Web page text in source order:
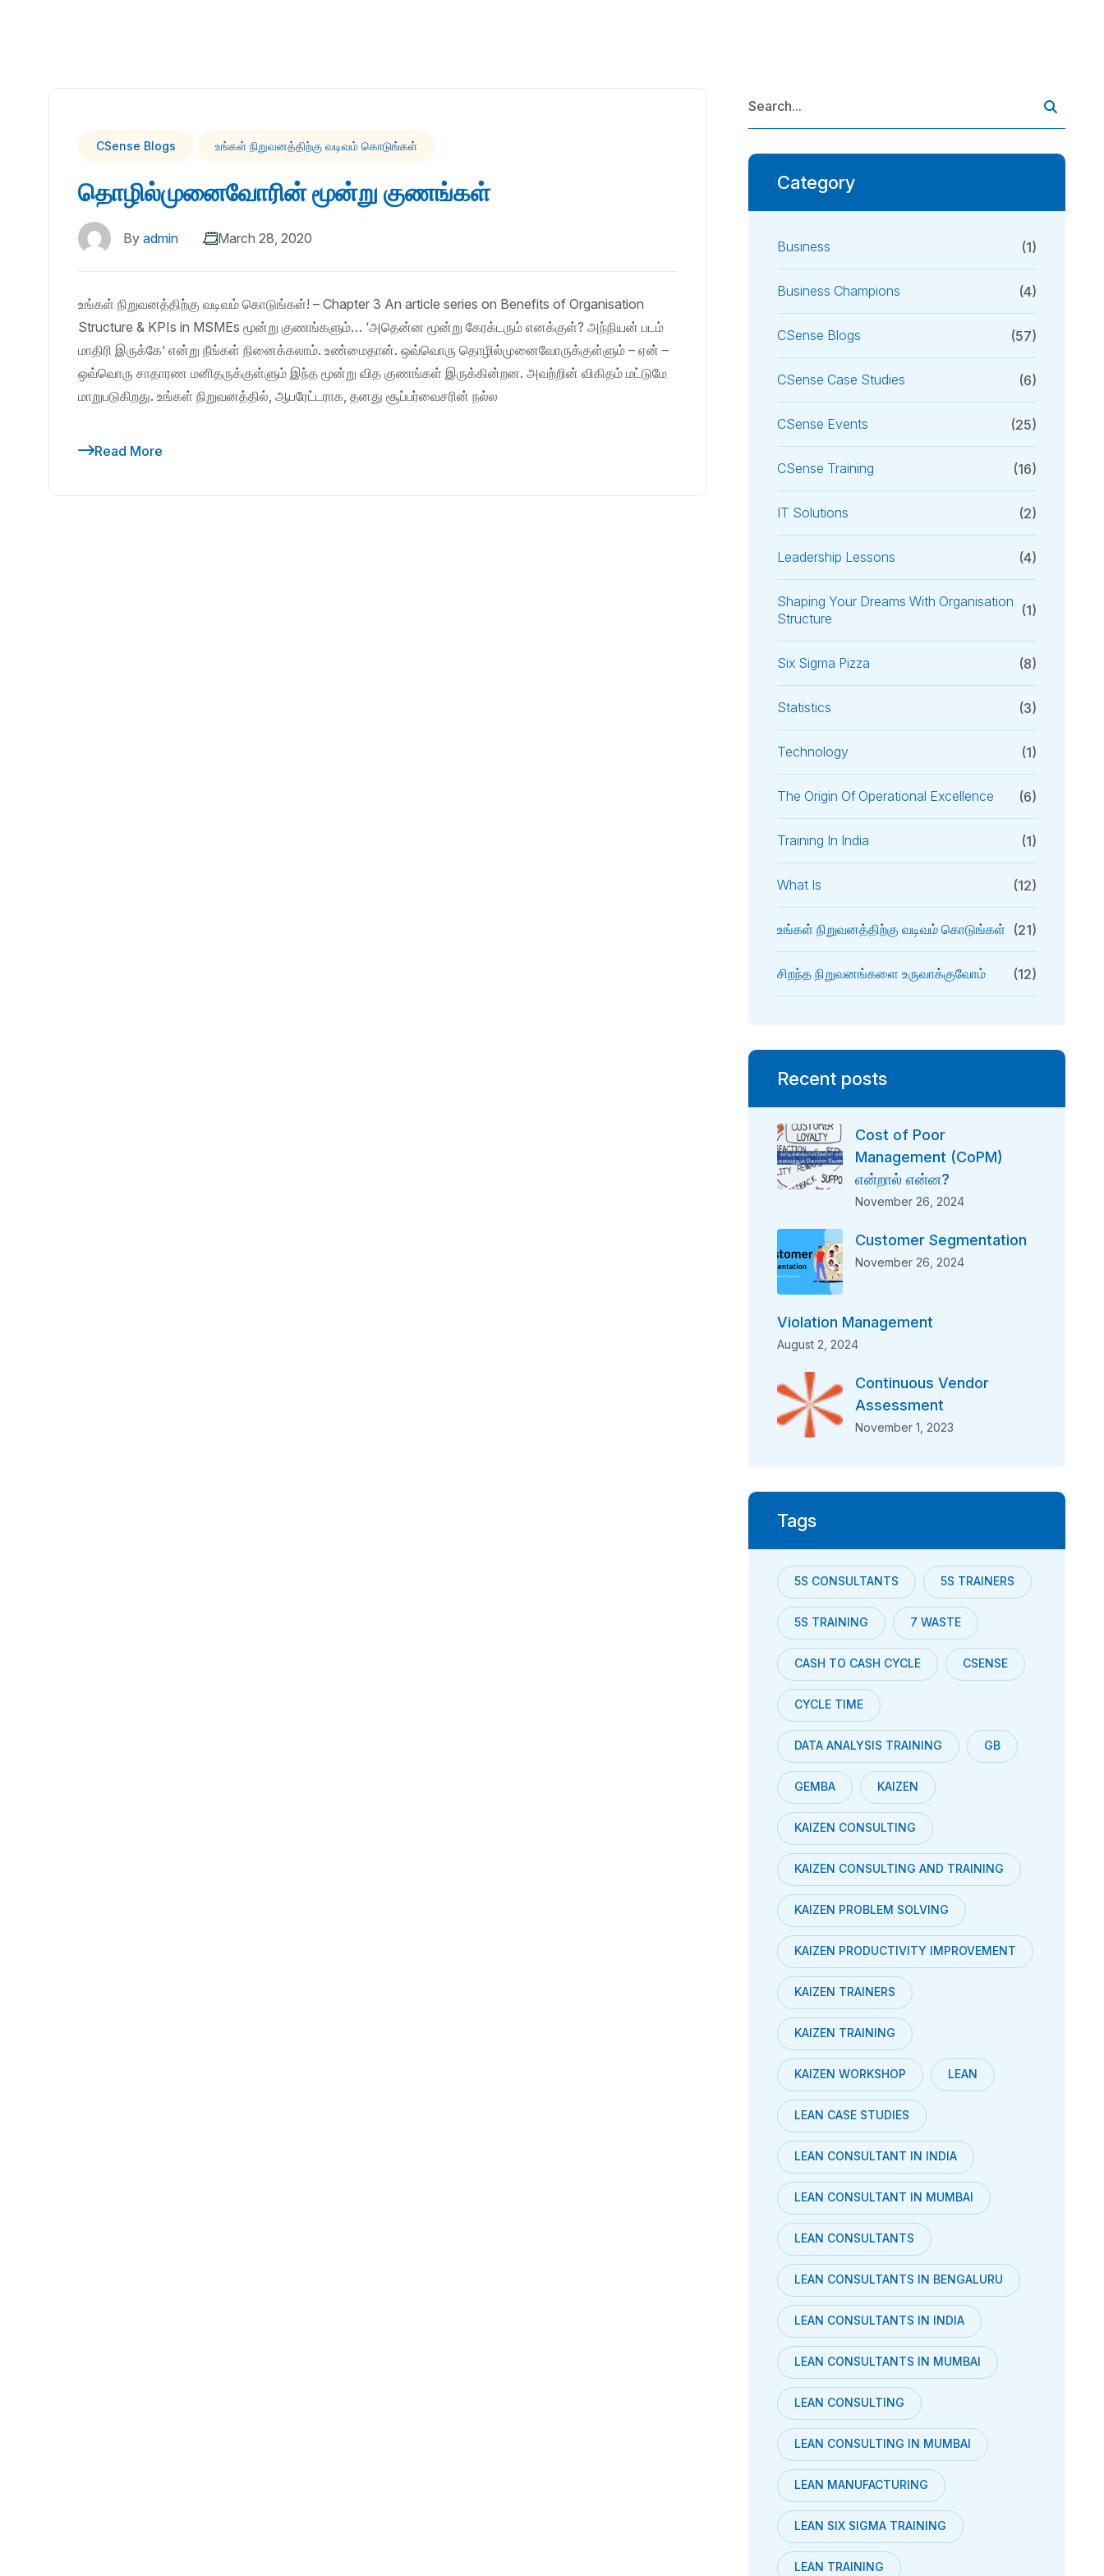
CSense Blogs உங்கள் நிறுவனத்திற்கு வடிவம் கொடுங்கள்
தொழில்முனைவோரின் மூன்று குணங்கள்
By admin March 28, 2020
உங்கள் நிறுவனத்திற்கு வடிவம் கொடுங்கள்! – Chapter 3 An article series on Benefits of Organisation
Structure & KPIs in MSMEs மூன்று குணங்களும்… ‘அதென்ன மூன்று கேரக்டரும் எனக்குள்? அந்நியன் படம்
மாதிரி இருக்கே’ என்று நீங்கள் நினைக்கலாம். உண்மைதான். ஒவ்வொரு தொழில்முனைவோருக்குள்ளும் – ஏன் –
ஒவ்வொரு சாதாரண மனிதருக்குள்ளும் இந்த மூன்று வித குணங்கள் இருக்கின்றன. அவற்றின் விகிதம் மட்டுமே
மாறுபடுகிறது. உங்கள் நிறுவனத்தில், ஆபரேட்டராக, தனது சூப்பர்வைசரின் நல்ல
Read More
Category
Business (1)
Business Champions (4)
CSense Blogs (57)
CSense Case Studies (6)
CSense Events (25)
CSense Training (16)
IT Solutions (2)
Leadership Lessons (4)
Shaping Your Dreams With Organisation
Structure
(1)
Six Sigma Pizza (8)
Statistics (3)
Technology (1)
The Origin Of Operational Excellence (6)
Training In India (1)
What Is (12)
உங்கள் நிறுவனத்திற்கு வடிவம் கொடுங்கள் (21)
சிறந்த நிறுவனங்களை உருவாக்குவோம் (12)
Recent posts
Cost of Poor
Management (CoPM)
என்றால் என்ன?
November 26, 2024
Customer Segmentation
November 26, 2024
Violation Management
August 2, 2024
Continuous Vendor
Assessment
November 1, 2023
Tags
5S CONSULTANTS 5S TRAINERS
5S TRAINING 7 WASTE
CASH TO CASH CYCLE CSENSE
CYCLE TIME
DATA ANALYSIS TRAINING GB
GEMBA KAIZEN
KAIZEN CONSULTING
KAIZEN CONSULTING AND TRAINING
KAIZEN PROBLEM SOLVING
KAIZEN PRODUCTIVITY IMPROVEMENT
KAIZEN TRAINERS
KAIZEN TRAINING
KAIZEN WORKSHOP LEAN
LEAN CASE STUDIES
LEAN CONSULTANT IN INDIA
LEAN CONSULTANT IN MUMBAI
LEAN CONSULTANTS
LEAN CONSULTANTS IN BENGALURU
LEAN CONSULTANTS IN INDIA
LEAN CONSULTANTS IN MUMBAI
LEAN CONSULTING
LEAN CONSULTING IN MUMBAI
LEAN MANUFACTURING
LEAN SIX SIGMA TRAINING
LEAN TRAINING